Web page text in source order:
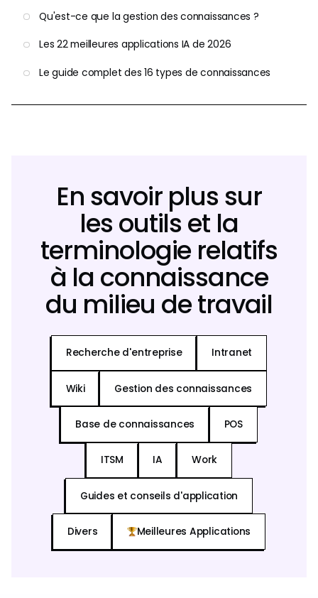
Qu'est-ce que la gestion des connaissances ?
Les 22 meilleures applications IA de 2026
Le guide complet des 16 types de connaissances
En savoir plus sur
les outils et la
terminologie relatifs
à la connaissance
du milieu de travail
Recherche d'entreprise Intranet
Wiki Gestion des connaissances
Base de connaissances POS
ITSM IA Work
Guides et conseils d'application
Divers Meilleures Applications